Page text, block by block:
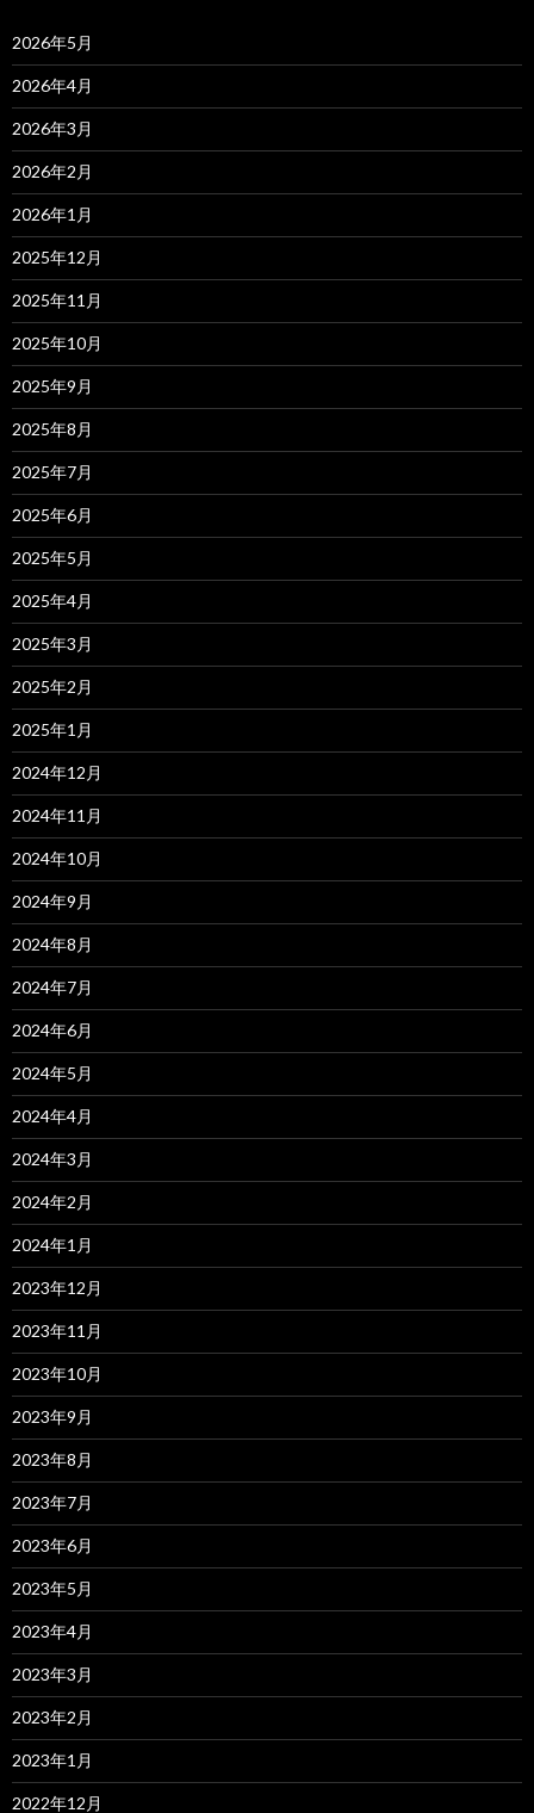
2026年5月
2026年4月
2026年3月
2026年2月
2026年1月
2025年12月
2025年11月
2025年10月
2025年9月
2025年8月
2025年7月
2025年6月
2025年5月
2025年4月
2025年3月
2025年2月
2025年1月
2024年12月
2024年11月
2024年10月
2024年9月
2024年8月
2024年7月
2024年6月
2024年5月
2024年4月
2024年3月
2024年2月
2024年1月
2023年12月
2023年11月
2023年10月
2023年9月
2023年8月
2023年7月
2023年6月
2023年5月
2023年4月
2023年3月
2023年2月
2023年1月
2022年12月